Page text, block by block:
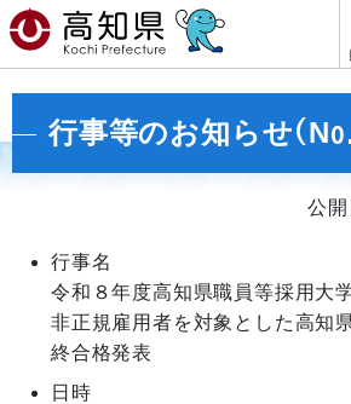
行事等のお知らせ
公
行事名
令和８年度高知県職員等採用大
非正規雇用者を対象とした高知
終合格発表
日時